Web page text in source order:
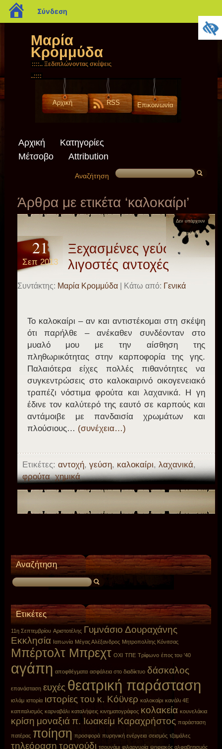
blogs.sch.gr
Σύνδεση
Μαρία
Κρομμύδα
::::.. Ξεδιπλώνοντας σκέψεις
..::::
Αρχική RSS Επικοινωνία
Αρχική
Κατηγορίες
Μέτσοβο
Attribution
Αναζήτηση
Άρθρα με ετικέτα ‘καλοκαίρι’
Δεν υπάρχουν
σχόλια
21
Σεπ 2013
Ξεχασμένες γεύσεις και
λιγοστές αντοχές
Συντάκτης: Μαρία Κρομμύδα| Κάτω από: Γενικά
Το καλοκαίρι – αν και αντιστέκομαι στη σκέψη
ότι παρήλθε – ανέκαθεν συνδέονταν στο
μυαλό μου με την αίσθηση της
πληθωρικότητας στην καρποφορία της γης.
Παλαιότερα είχες πολλές πιθανότητες να
συγκεντρώσεις στο καλοκαιρινό οικογενειακό
τραπέζι νόστιμα φρούτα και λαχανικά. Η γη
έδινε τον καλύτερό της εαυτό σε καρπούς και
αντάμοιβε με πανδαισία χρωμάτων και
πλούσιους… (συνέχεια…)
Ετικέτες: αντοχή, γεύση, καλοκαίρι, λαχανικά,
φρούτα,χημικά
Αναζήτηση
Ετικέτες
11η Σεπτεμβρίου Αριστοτέλης Γυμνάσιο Δουραχάνης
Εκκλησία Ιαπωνία Μέγας Αλέξανδρος Μητροπολίτης Κόνιτσας
Μπέρτολτ Μπρεχτ ΟΧΙ ΤΠΕ Τρίφωνο έπος του '40
αγάπη αποφθέγματα ασφάλεια στο διαδίκτυο δάσκαλος
επανάσταση ευχές θεατρική παράσταση
ισλάμ ιστορία ιστορίες του κ. Κόϋνερ καλοκαίρι κανάλι 4E
καπιταλισμός καρναβάλι καταλήψεις κινηματογράφος κολακεία κουνελάκια
κρίση μοναξιά π. Ιωακείμ Καραχρήστος παράσταση
πατέρας ποίηση προσφορά πυρηνική ενέργεια σεισμός τζαμάλες
τηλεόραση τραγούδι τσουνάμι φιλαργυρία ψηφιακός αλφαβητισμός